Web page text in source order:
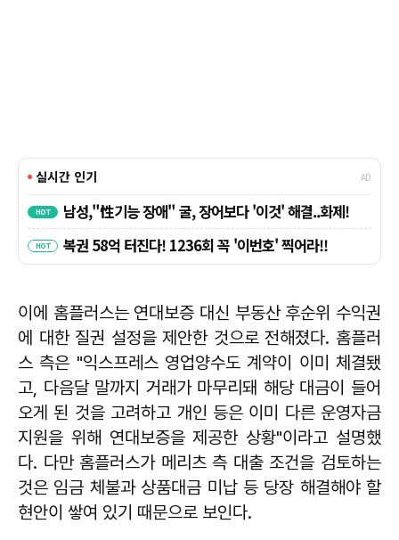
이에 홈플러스는 연대보증 대신 부동산 후순위 수익권
에 대한 질권 설정을 제안한 것으로 전해졌다. 홈플러
스 측은 "익스프레스 영업양수도 계약이 이미 체결됐
고, 다음달 말까지 거래가 마무리돼 해당 대금이 들어
오게 된 것을 고려하고 개인 등은 이미 다른 운영자금
지원을 위해 연대보증을 제공한 상황"이라고 설명했
다. 다만 홈플러스가 메리츠 측 대출 조건을 검토하는
것은 임금 체불과 상품대금 미납 등 당장 해결해야 할
현안이 쌓여 있기 때문으로 보인다.